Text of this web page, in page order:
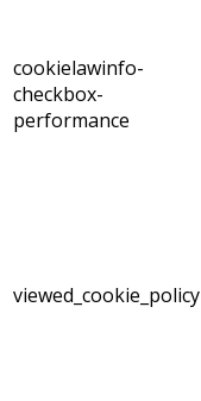
cookielawinfo-
checkbox-
performance
viewed_cookie_policy